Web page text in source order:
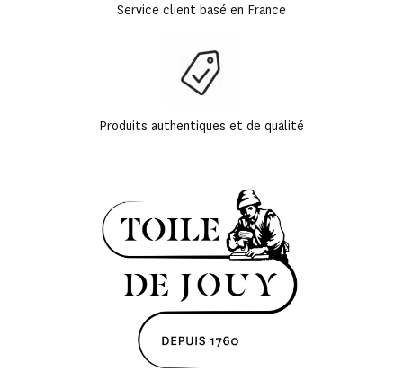
Service client basé en France
Produits authentiques et de qualité